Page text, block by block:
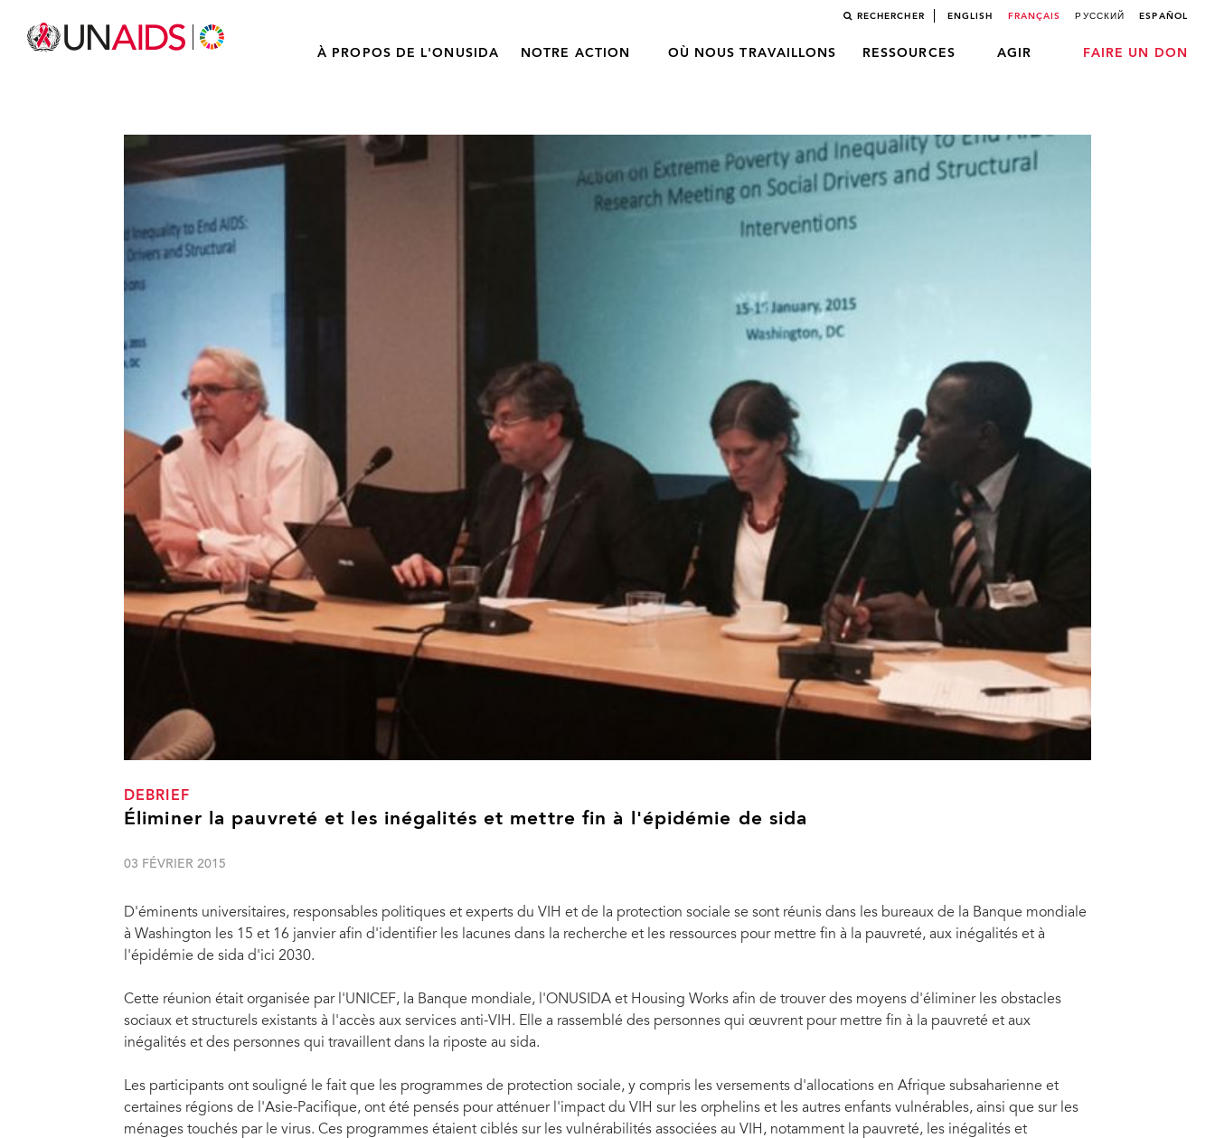
RECHERCHER ENGLISH FRANÇAIS РУССКИЙ ESPAÑOL
À PROPOS DE L'ONUSIDA NOTRE ACTION OÙ NOUS TRAVAILLONS RESSOURCES AGIR FAIRE UN DON
DEBRIEF
Éliminer la pauvreté et les inégalités et mettre fin à l'épidémie de sida
03 FÉVRIER 2015
D'éminents universitaires, responsables politiques et experts du VIH et de la protection sociale se sont réunis dans les bureaux de la Banque mondiale
à Washington les 15 et 16 janvier afin d'identifier les lacunes dans la recherche et les ressources pour mettre fin à la pauvreté, aux inégalités et à
l'épidémie de sida d'ici 2030.
Cette réunion était organisée par l'UNICEF, la Banque mondiale, l'ONUSIDA et Housing Works afin de trouver des moyens d'éliminer les obstacles
sociaux et structurels existants à l'accès aux services anti-VIH. Elle a rassemblé des personnes qui œuvrent pour mettre fin à la pauvreté et aux
inégalités et des personnes qui travaillent dans la riposte au sida.
Les participants ont souligné le fait que les programmes de protection sociale, y compris les versements d'allocations en Afrique subsaharienne et
certaines régions de l'Asie-Pacifique, ont été pensés pour atténuer l'impact du VIH sur les orphelins et les autres enfants vulnérables, ainsi que sur les
ménages touchés par le virus. Ces programmes étaient ciblés sur les vulnérabilités associées au VIH, notamment la pauvreté, les inégalités et